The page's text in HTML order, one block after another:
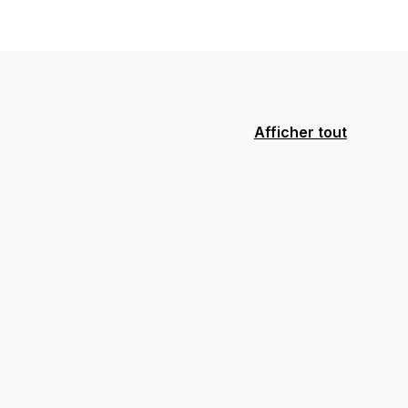
Afficher tout